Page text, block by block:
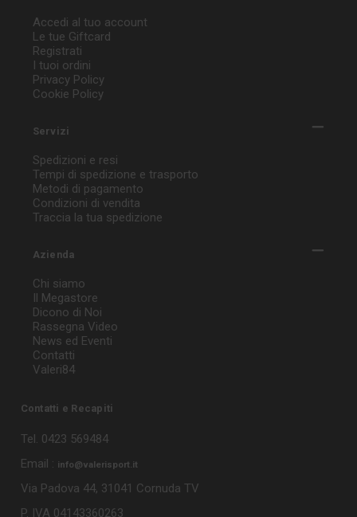
Accedi al tuo account
Le tue Giftcard
Registrati
I tuoi ordini
Privacy Policy
Cookie Policy
Servizi
Spedizioni e resi
Tempi di spedizione e trasporto
Metodi di pagamento
Condizioni di vendita
Traccia la tua spedizione
Azienda
Chi siamo
Il Megastore
Dicono di Noi
Rassegna Video
News ed Eventi
Contatti
Valeri84
Contatti e Recapiti
Tel. 0423 569484
Email : info@valerisport.it
Via Padova 44, 31041 Cornuda TV
P. IVA 04143360263